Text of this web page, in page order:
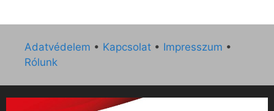
Adatvédelem • Kapcsolat • Impresszum •
Rólunk